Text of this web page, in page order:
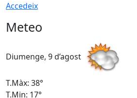
Accedeix
Meteo
Diumenge, 9 d’agost
T.Màx: 38°
T.Min: 17°